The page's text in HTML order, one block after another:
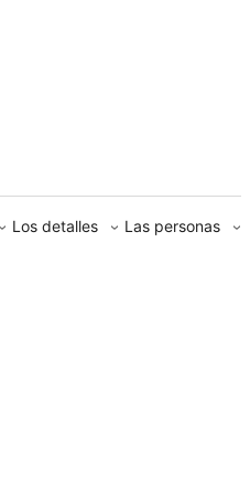
Los detalles Las personas